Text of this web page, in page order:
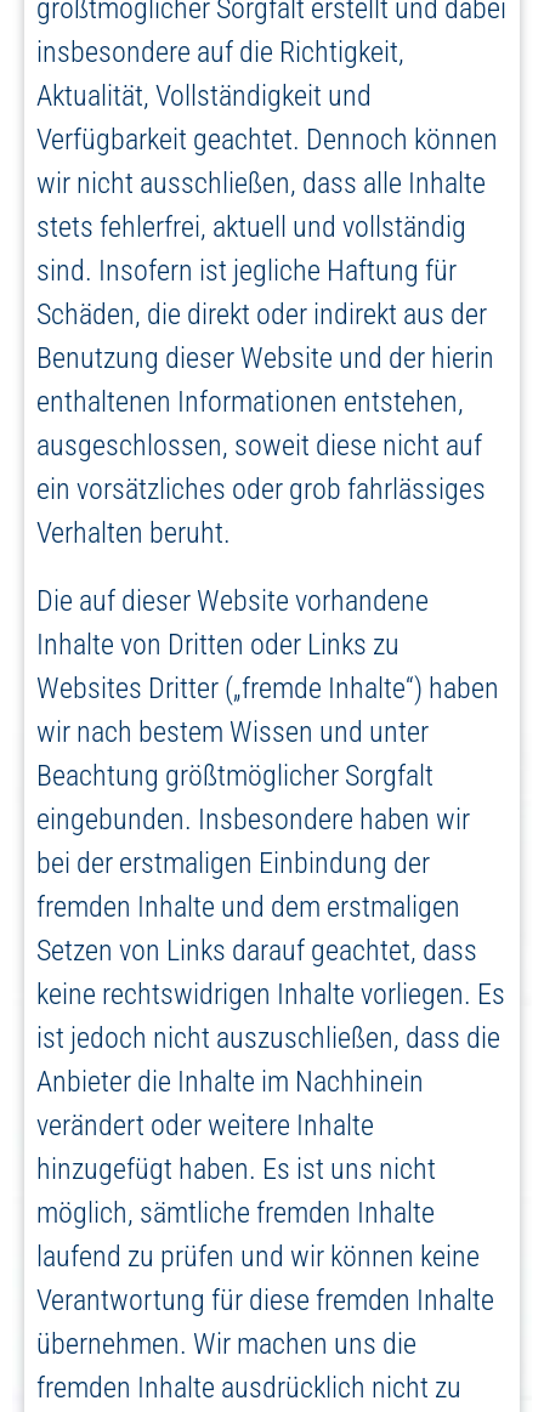
größtmöglicher Sorgfalt erstellt und dabei
insbesondere auf die Richtigkeit,
Aktualität, Vollständigkeit und
Verfügbarkeit geachtet. Dennoch können
wir nicht ausschließen, dass alle Inhalte
stets fehlerfrei, aktuell und vollständig
sind. Insofern ist jegliche Haftung für
Schäden, die direkt oder indirekt aus der
Benutzung dieser Website und der hierin
enthaltenen Informationen entstehen,
ausgeschlossen, soweit diese nicht auf
ein vorsätzliches oder grob fahrlässiges
Verhalten beruht.
Die auf dieser Website vorhandene
Inhalte von Dritten oder Links zu
Websites Dritter („fremde Inhalte“) haben
wir nach bestem Wissen und unter
Beachtung größtmöglicher Sorgfalt
eingebunden. Insbesondere haben wir
bei der erstmaligen Einbindung der
fremden Inhalte und dem erstmaligen
Setzen von Links darauf geachtet, dass
keine rechtswidrigen Inhalte vorliegen. Es
ist jedoch nicht auszuschließen, dass die
Anbieter die Inhalte im Nachhinein
verändert oder weitere Inhalte
hinzugefügt haben. Es ist uns nicht
möglich, sämtliche fremden Inhalte
laufend zu prüfen und wir können keine
Verantwortung für diese fremden Inhalte
übernehmen. Wir machen uns die
fremden Inhalte ausdrücklich nicht zu